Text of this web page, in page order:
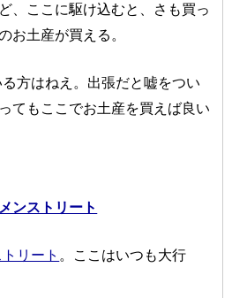
、ここに駆け込むと、さも買っ
お土産が買える。
方はねえ。出張だと嘘をつい
てもここでお土産を買えば良い
ンストリート
リート 。ここはいつも大行